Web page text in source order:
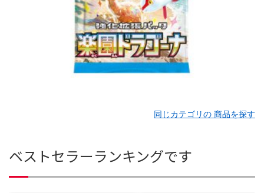
同じカテゴリの 商品を探す
ベストセラーランキングです